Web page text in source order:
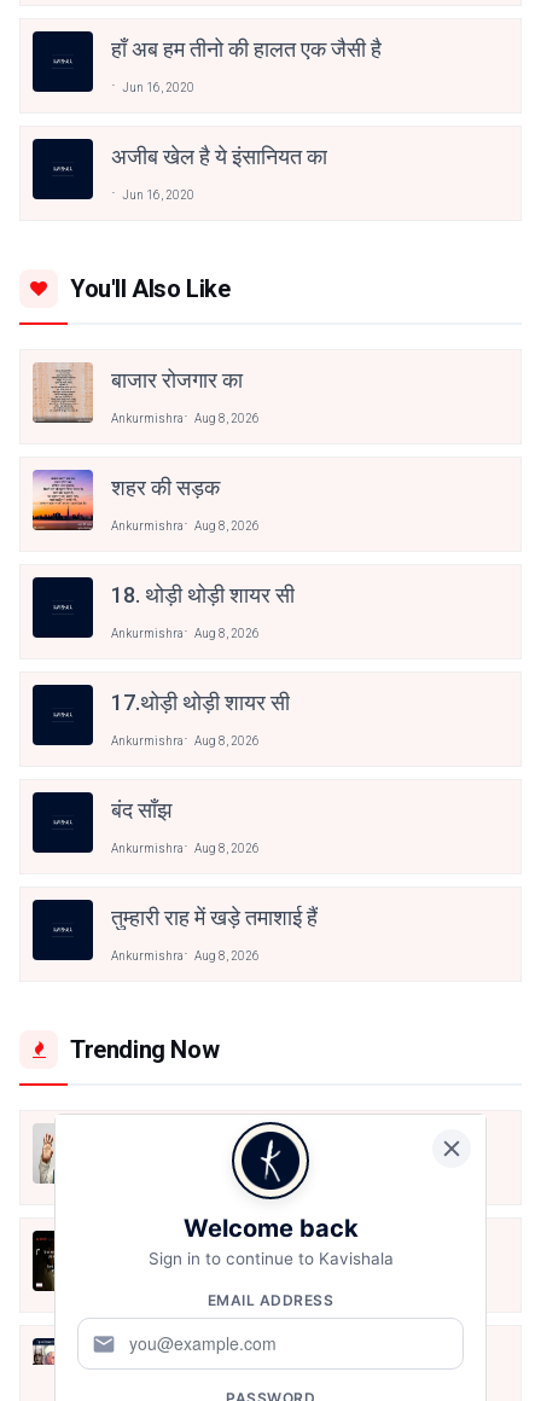
हाँ अब हम तीनो की हालत एक जैसी है
Jun 16, 2020
अजीब खेल है ये इंसानियत का
Jun 16, 2020
You'll Also Like
बाजार रोजगार का
Ankurmishra Aug 8, 2026
शहर की सड़क
Ankurmishra Aug 8, 2026
18. थोड़ी थोड़ी शायर सी
Ankurmishra Aug 8, 2026
17.थोड़ी थोड़ी शायर सी
Ankurmishra Aug 8, 2026
बंद साँझ
Ankurmishra Aug 8, 2026
तुम्हारी राह में खड़े तमाशाई हैं
Ankurmishra Aug 8, 2026
Trending Now
मैं शून्य पे सवार हूँ
अंतिम ऊँचाई - कुँवर नारायण | Stay Home
Stay Safe | TVF's Aspirants
10 Greatest Hindi Poets Of India
Welcome back
Sign in to continue to Kavishala
EMAIL ADDRESS
mail